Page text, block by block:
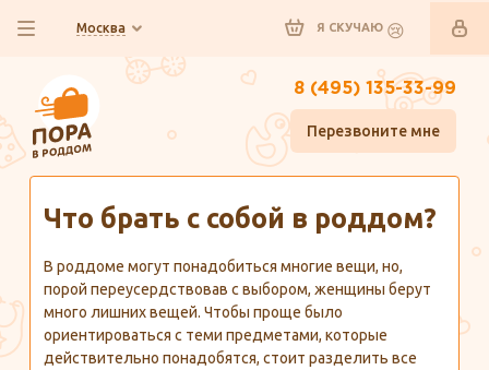
Москва Я СКУЧАЮ
8 (495) 135-33-99
Перезвоните мне
Что брать с собой в роддом?
В роддоме могут понадобиться многие вещи, но,
порой переусердствовав с выбором, женщины берут
много лишних вещей. Чтобы проще было
ориентироваться с теми предметами, которые
действительно понадобятся, стоит разделить все